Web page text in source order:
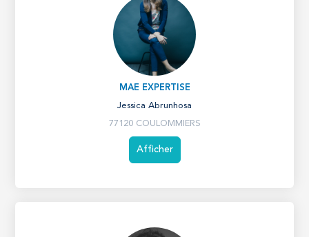
MAE EXPERTISE
Jessica Abrunhosa
77120 COULOMMIERS
Afficher